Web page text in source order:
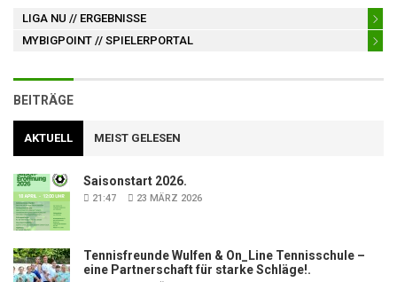
LIGA NU // ERGEBNISSE
MYBIGPOINT // SPIELERPORTAL
BEITRÄGE
AKTUELL MEIST GELESEN
Saisonstart 2026.
21:47 23 MÄRZ 2026
Tennisfreunde Wulfen & On_Line Tennisschule –
eine Partnerschaft für starke Schläge!.